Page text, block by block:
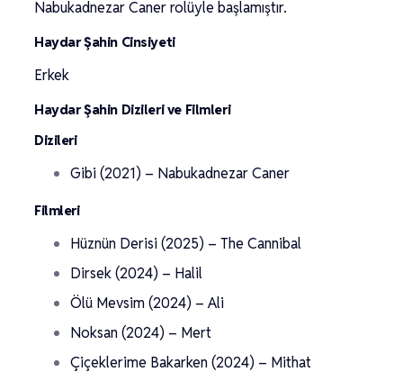
Nabukadnezar Caner rolüyle başlamıştır.
Haydar Şahin Cinsiyeti
Erkek
Haydar Şahin Dizileri ve Filmleri
Dizileri
Gibi (2021) – Nabukadnezar Caner
Filmleri
Hüznün Derisi (2025) – The Cannibal
Dirsek (2024) – Halil
Ölü Mevsim (2024) – Ali
Noksan (2024) – Mert
Çiçeklerime Bakarken (2024) – Mithat